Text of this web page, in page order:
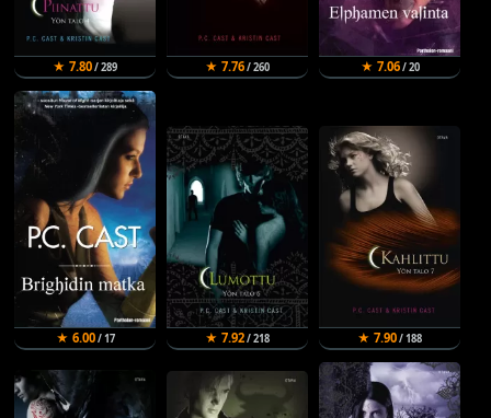
★ 7.80/ 289 ★ 7.76/ 260 ★ 7.06/ 20
★ 6.00/ 17 ★ 7.92/ 218 ★ 7.90/ 188